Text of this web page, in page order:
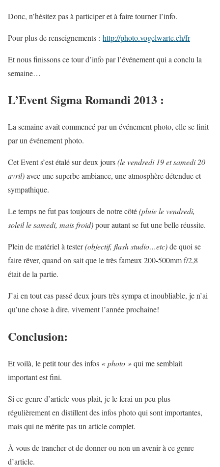
Donc, n’hésitez pas à participer et à faire tourner l’info.
Pour plus de renseignements : http://photo.vogelwarte.ch/fr
Et nous finissons ce tour d’info par l’événement qui a conclu la
semaine…
L’Event Sigma Romandi 2013 :
La semaine avait commencé par un événement photo, elle se finit
par un événement photo.
Cet Event s’est étalé sur deux jours(le vendredi 19 et samedi 20
avril)avec une superbe ambiance, une atmosphère détendue et
sympathique.
Le temps ne fut pas toujours de notre côté(pluie le vendredi,
soleil le samedi, mais froid)pour autant se fut une belle réussite.
Plein de matériel à tester(objectif, flash studio…etc)de quoi se
faire rêver, quand on sait que le très fameux 200-500mm f/2,8
était de la partie.
J’ai en tout cas passé deux jours très sympa et inoubliable, je n’ai
qu’une chose à dire, vivement l’année prochaine!
Conclusion:
Et voilà, le petit tour des infos « photo »qui me semblait
important est fini.
Si ce genre d’article vous plait, je le ferai un peu plus
régulièrement en distillent des infos photo qui sont importantes,
mais qui ne mérite pas un article complet.
À vous de trancher et de donner ou non un avenir à ce genre
d’article.